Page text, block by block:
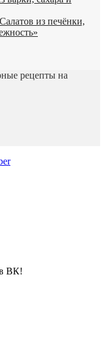
рецепты на
ВК!